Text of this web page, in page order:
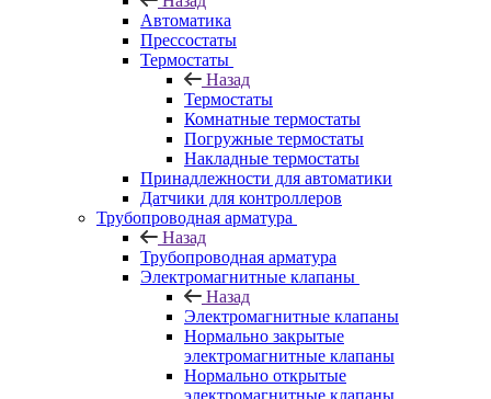
Автоматика
Прессостаты
Термостаты
Назад
Термостаты
Комнатные термостаты
Погружные термостаты
Накладные термостаты
Принадлежности для автоматики
Датчики для контроллеров
Трубопроводная арматура
Назад
Трубопроводная арматура
Электромагнитные клапаны
Назад
Электромагнитные клапаны
Нормально закрытые
электромагнитные клапаны
Нормально открытые
электромагнитные клапаны